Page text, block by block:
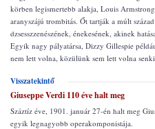
körben legismertebb alakja, Louis
aranyszájú trombitás. Őt tartják a múlt
dzsesszzenészének, énekesének, akinek
Egyik nagy pályatársa, Dizzy Gillespie
nem lett volna, közülünk sem lett volna
Visszatekintő
Giuseppe Verdi 110 éve halt meg
Száztíz éve, 1901. január 27-én halt meg
egyik legnagyobb operakomponistája.